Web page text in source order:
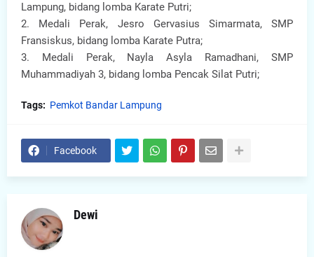
Lampung, bidang lomba Karate Putri;
2. Medali Perak, Jesro Gervasius Simarmata, SMP
Fransiskus, bidang lomba Karate Putra;
3. Medali Perak, Nayla Asyla Ramadhani, SMP
Muhammadiyah 3, bidang lomba Pencak Silat Putri;
Tags: Pemkot Bandar Lampung
Facebook
Dewi